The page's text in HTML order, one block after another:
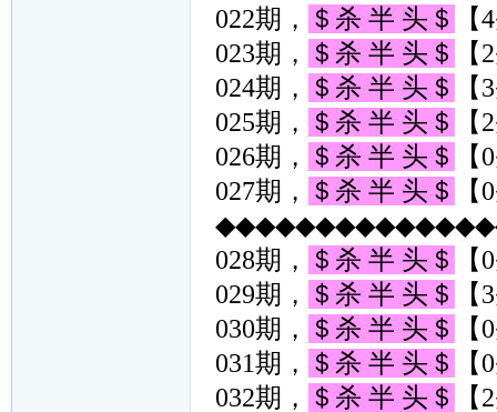
022期，
＄杀 半 头＄
023期，
＄杀 半 头＄
024期，
＄杀 半 头＄
025期，
＄杀 半 头＄
026期，
＄杀 半 头＄
027期，
＄杀 半 头＄
028期，
＄杀 半 头＄
029期，
＄杀 半 头＄
030期，
＄杀 半 头＄
031期，
＄杀 半 头＄
032期，
＄杀 半 头＄